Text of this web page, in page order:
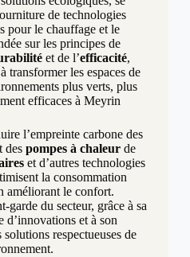
de technologies
pour le chauffage et le
sur les principes de
et de l’efficacité,
transformer les espaces de
plus verts, plus
efficaces à Meyrin
l’empreinte carbone des
des pompes à chaleurde
et d’autres technologies
la consommation
améliorant le confort.
garde du secteur, grâce à sa
d’innovations et à son
solutions respectueuses de